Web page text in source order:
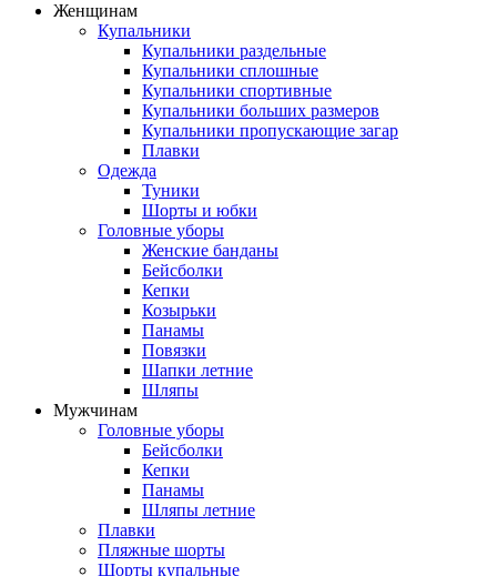
Женщинам
Купальники
Купальники раздельные
Купальники сплошные
Купальники спортивные
Купальники больших размеров
Купальники пропускающие загар
Плавки
Одежда
Туники
Шорты и юбки
Головные уборы
Женские банданы
Бейсболки
Кепки
Козырьки
Панамы
Повязки
Шапки летние
Шляпы
Мужчинам
Головные уборы
Бейсболки
Кепки
Панамы
Шляпы летние
Плавки
Пляжные шорты
Шорты купальные